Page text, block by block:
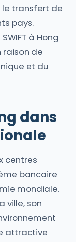
transfert de
pays.
à Hong
raison de
et du
dans
centres
bancaire
mondiale.
ville, son
attractive